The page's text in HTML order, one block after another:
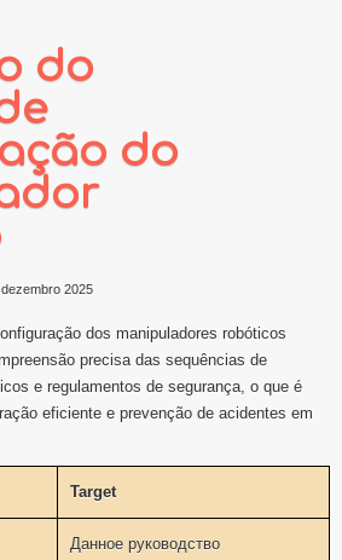
do
do
2025
dos manipuladores robóticos
precisa das sequências de
e regulamentos de segurança, o que é
eficiente e prevenção de acidentes em
Target
Данное руководство